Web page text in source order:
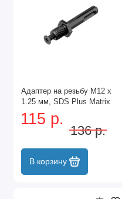
Важные рекомендации:
Правильное хранение
Регулярная проверка
Чистка и смазка
Для подбора оптимального
обратитесь к каталогу или
специалистами. Поможем
комплектацию для ваших
Адаптер на резьбу М12 х
1.25 мм, SDS Plus Matrix
115 р.
136 р.
В корзину